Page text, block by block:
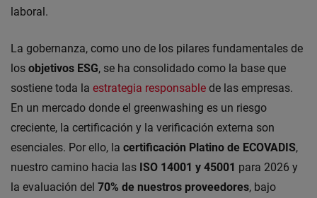
laboral.
La gobernanza, como uno de los pilares fundamentales de
los objetivos ESG, se ha consolidado como la base que
sostiene toda la estrategia responsable de las empresas.
En un mercado donde el greenwashing es un riesgo
creciente, la certificación y la verificación externa son
esenciales. Por ello, la certificación Platino de ECOVADIS,
nuestro camino hacia las ISO 14001 y 45001 para 2026 y
la evaluación del 70% de nuestros proveedores, bajo